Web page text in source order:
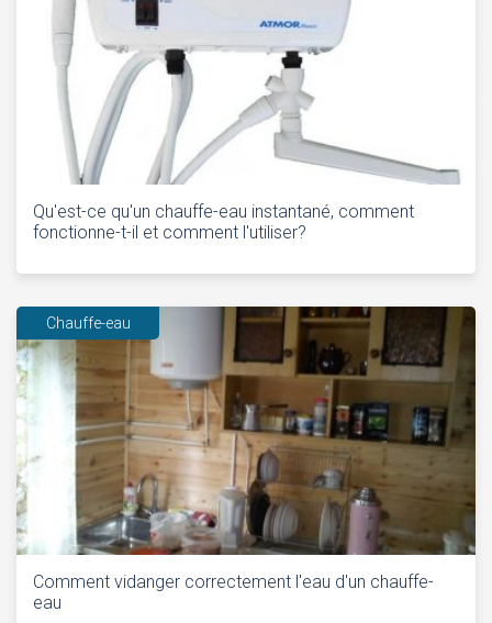
Qu'est-ce qu'un chauffe-eau instantané, comment
fonctionne-t-il et comment l'utiliser?
Chauffe-eau
Comment vidanger correctement l'eau d'un chauffe-
eau